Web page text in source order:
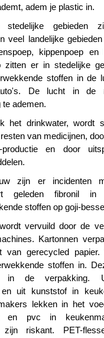
adem je plastic in.
gebieden
veel landelijke
kippenpoep en
zitten er in stedelijke
stoffen in de
De lucht in de
te ademen.
het drinkwater, wordt
van medicijnen,
productie en door
zijn er incidenten
geleden fibronil in
stoffen op goji-
vervuild door de
Kartonnen
van gerecycled papier.
stoffen in.
in de verpakking.
en uit kunststof in
lekken in het
en pvc in
zijn riskant. PET-